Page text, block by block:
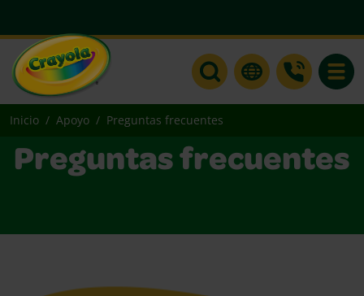
Inicio Apoyo Preguntas frecuentes
Preguntas frecuentes